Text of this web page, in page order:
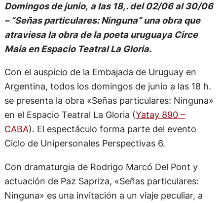
Domingos de junio, a las 18,. del 02/06 al 30/06
– “Señas particulares: Ninguna” una obra que
atraviesa la obra de la poeta uruguaya Circe
Maia en Espacio Teatral La Gloria.
Con el auspicio de la Embajada de Uruguay en
Argentina, todos los domingos de junio a las 18 h.
se presenta la obra «Señas particulares: Ninguna»
en el Espacio Teatral La Gloria (Yatay 890 –
CABA). El espectáculo forma parte del evento
Ciclo de Unipersonales Perspectivas 6.
Con dramaturgia de Rodrigo Marcó Del Pont y
actuación de Paz Sapriza, «Señas particulares:
Ninguna» es una invitación a un viaje peculiar, a